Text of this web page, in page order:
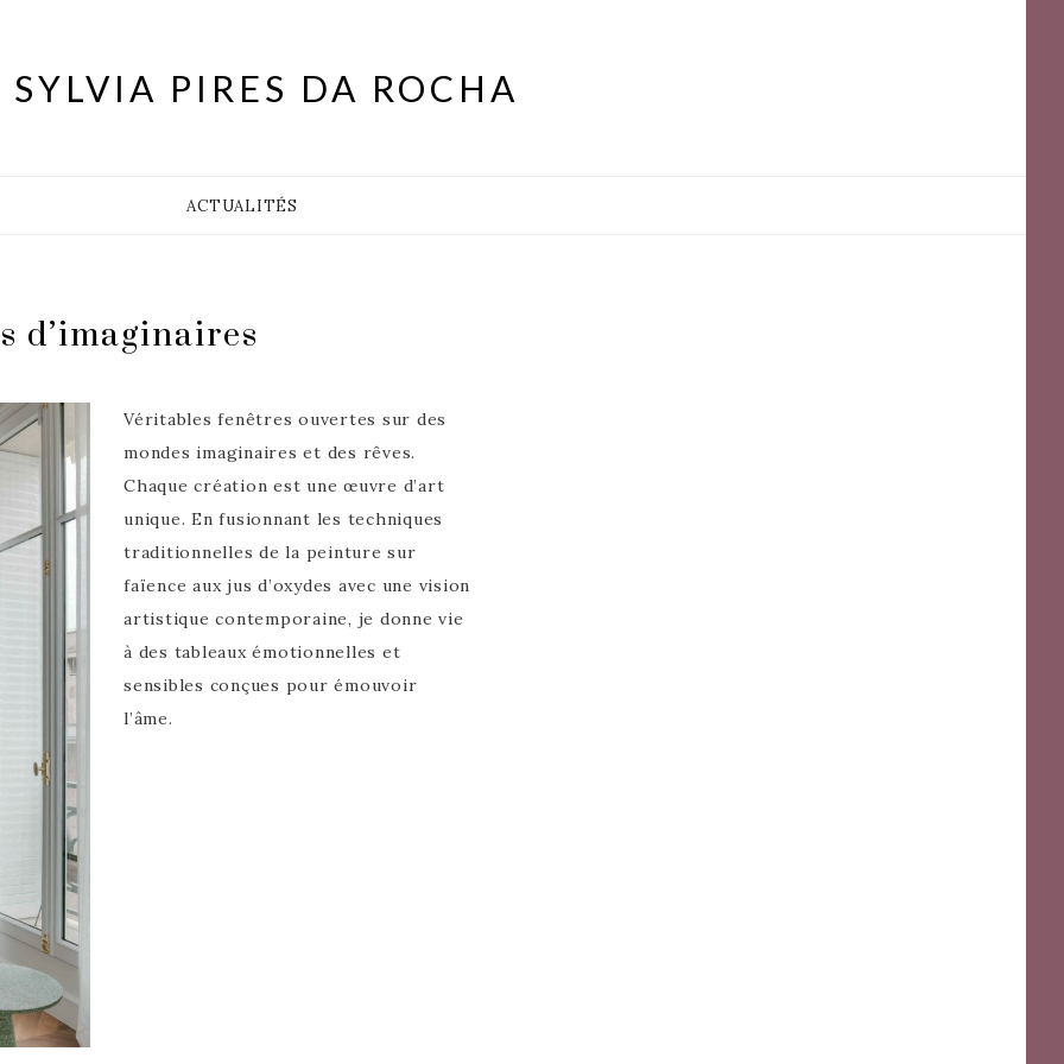
SYLVIA PIRES DA ROCHA
ACTUALITÉS
d’imaginaires
Véritables fenêtres ouvertes sur des
mondes imaginaires et des rêves.
Chaque création est une œuvre d’art
unique. En fusionnant les techniques
traditionnelles de la peinture sur
faïence aux jus d’oxydes avec une vision
artistique contemporaine, je donne vie
à des tableaux émotionnelles et
sensibles conçues pour émouvoir
l’âme.